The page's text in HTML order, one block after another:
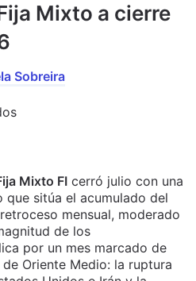
Mixto a cierre
Sobreira
Mixto FI cerró julio con una
sitúa el acumulado del
mensual, moderado
de los
por un mes marcado de
Oriente Medio: la ruptura